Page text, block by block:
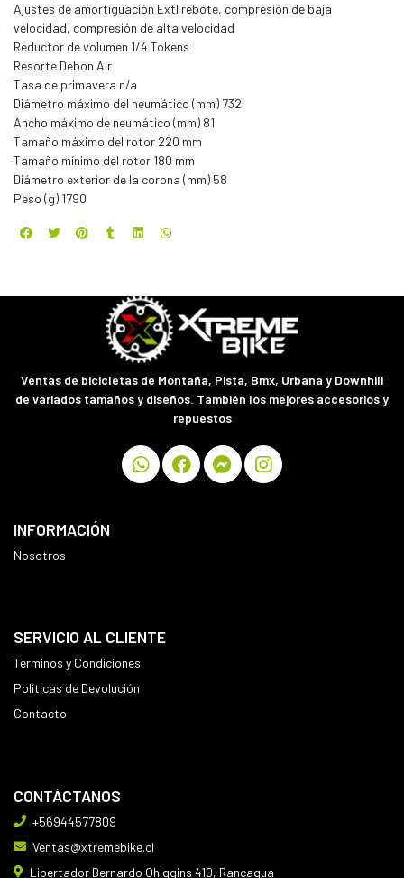
Ajustes de amortiguación Extl rebote, compresión de baja
velocidad, compresión de alta velocidad
Reductor de volumen 1/4 Tokens
Resorte Debon Air
Tasa de primavera n/a
Diámetro máximo del neumático (mm) 732
Ancho máximo de neumático (mm) 81
Tamaño máximo del rotor 220 mm
Tamaño mínimo del rotor 180 mm
Diámetro exterior de la corona (mm) 58
Peso (g) 1790
Ventas de bicicletas de Montaña, Pista, Bmx, Urbana y Downhill
de variados tamaños y diseños. También los mejores accesorios y
repuestos
INFORMACIÓN
Nosotros
SERVICIO AL CLIENTE
Terminos y Condiciones
Políticas de Devolución
Contacto
CONTÁCTANOS
+56944577809
Ventas@xtremebike.cl
Libertador Bernardo Ohiggins 410, Rancagua